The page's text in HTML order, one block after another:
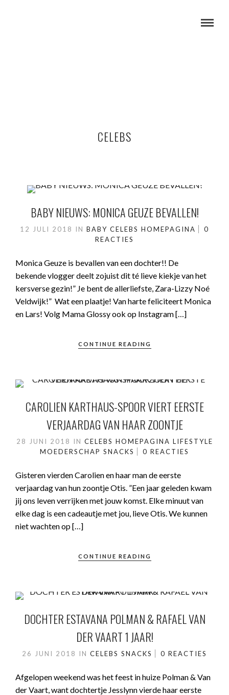
CELEBS
BABY NIEUWS: MONICA GEUZE BEVALLEN!
12 JULI 2018 IN BABY CELEBS HOMEPAGINA
0
REACTIES
Monica Geuze is bevallen van een dochter!! De
bekende vlogger deelt zojuist dit té lieve kiekje van het
kersverse gezin!” Je bent de allerliefste, Zara-Lizzy Noé
Veldwijk!” Wat een plaatje! Van harte feliciteert Monica
en Lars! Volg Mama Glossy ook op Instagram […]
CONTINUE READING
CAROLIEN KARTHAUS-SPOOR VIERT EERSTE
VERJAARDAG VAN HAAR ZOONTJE
28 JUNI 2018 IN CELEBS HOMEPAGINA LIFESTYLE
MOEDERSCHAP SNACKS 0 REACTIES
Gisteren vierden Carolien en haar man de eerste
verjaardag van hun zoontje Otis. ”Een jaar geleden kwam
jij ons leven verrijken met jouw komst. Elke minuut van
elke dag is een cadeautje met jou, lieve Otis. We kunnen
niet wachten op […]
CONTINUE READING
DOCHTER ESTAVANA POLMAN & RAFAEL VAN
DER VAART 1 JAAR!
26 JUNI 2018 IN CELEBS SNACKS 0 REACTIES
Afgelopen weekend was het feest in huize Polman & Van
der Vaart, want dochtertje Jesslynn vierde haar eerste